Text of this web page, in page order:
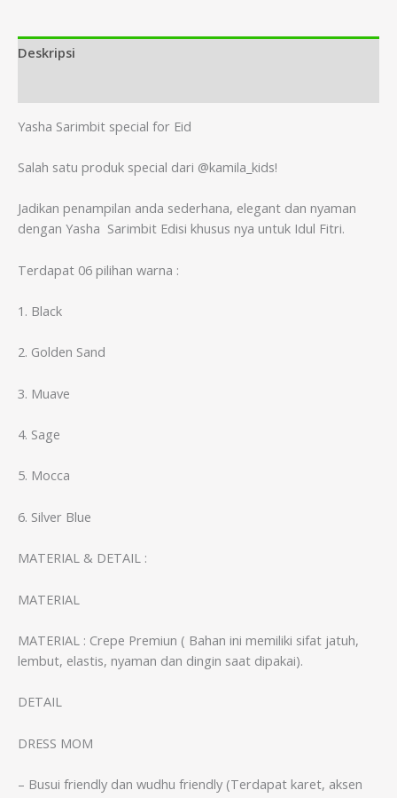
Deskripsi
Yasha Sarimbit special for Eid
Salah satu produk special dari @kamila_kids!
Jadikan penampilan anda sederhana, elegant dan nyaman
dengan Yasha Sarimbit Edisi khusus nya untuk Idul Fitri.
Terdapat 06 pilihan warna :
1. Black
2. Golden Sand
3. Muave
4. Sage
5. Mocca
6. Silver Blue
MATERIAL & DETAIL :
MATERIAL
MATERIAL : Crepe Premiun ( Bahan ini memiliki sifat jatuh,
lembut, elastis, nyaman dan dingin saat dipakai).
DETAIL
DRESS MOM
– Busui friendly dan wudhu friendly (Terdapat karet, aksen